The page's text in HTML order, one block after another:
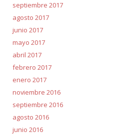
septiembre 2017
agosto 2017
junio 2017
mayo 2017
abril 2017
febrero 2017
enero 2017
noviembre 2016
septiembre 2016
agosto 2016
junio 2016